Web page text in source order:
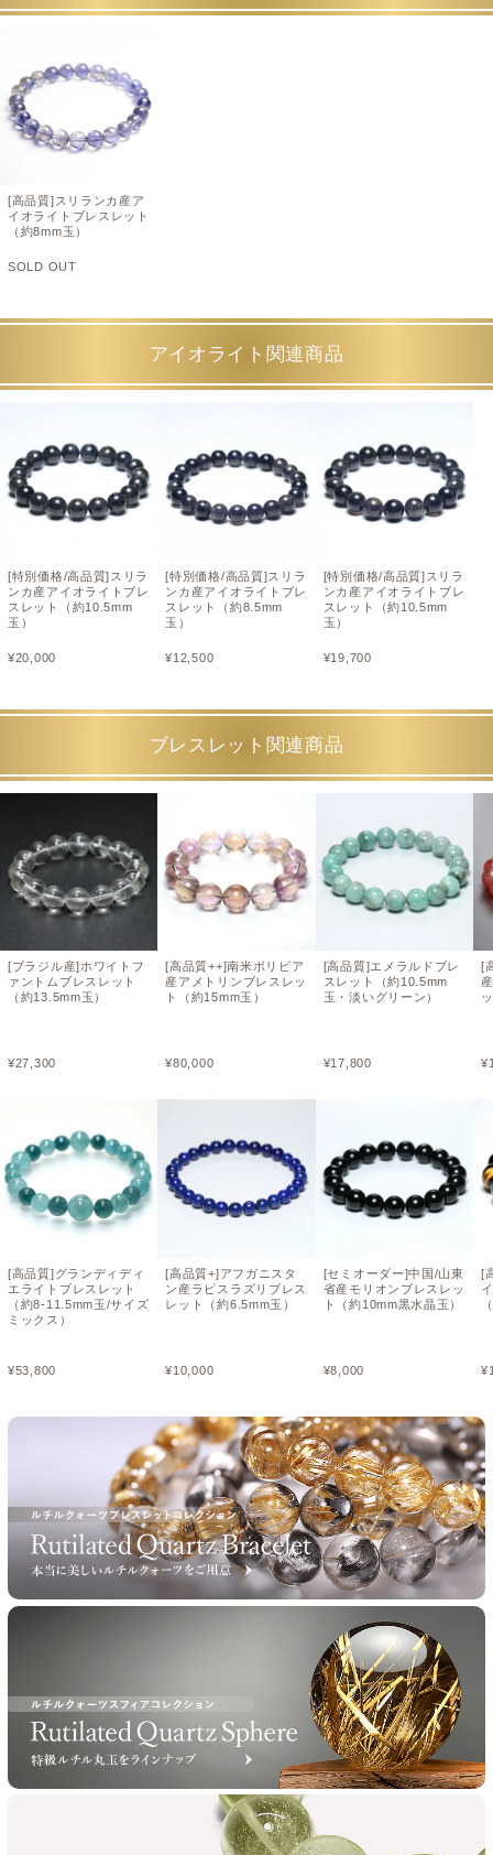
[高品質]スリランカ産ア
イオライトブレスレット
（約8mm玉）
SOLD OUT
アイオライト関連商品
[特別価格/高品質]スリラ
ンカ産アイオライトブレ
スレット（約10.5mm
玉）
¥20,000
[特別価格/高品質]スリラ
ンカ産アイオライトブレ
スレット（約8.5mm
玉）
¥12,500
[特別価格/高品質]スリラ
ンカ産アイオライトブレ
スレット（約10.5mm
玉）
¥19,700
ブレスレット関連商品
[ブラジル産]ホワイトフ
ァントムブレスレット
（約13.5mm玉）
¥27,300
[高品質]グランディディ
エライトブレスレット
（約8-11.5mm玉/サイズ
ミックス）
¥53,800
[高品質++]南米ボリビア
産アメトリンブレスレッ
ト（約15mm玉）
¥80,000
[高品質+]アフガニスタ
ン産ラピスラズリブレス
レット（約6.5mm玉）
¥10,000
[高品質]エメラルドブレ
スレット（約10.5mm
玉・淡いグリーン）
¥17,800
[セミオーダー]中国/山東
省産モリオンブレスレッ
ト（約10mm黒水晶玉）
¥8,000
[
¥
[
¥